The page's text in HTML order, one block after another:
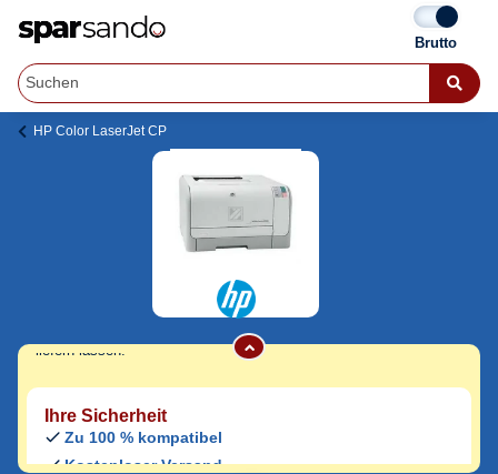
HP Color LaserJet CP
HP Color LaserJet CP 1518 Toner
Jetzt originale & kompatible HP Color
LaserJet CP 1518 Toner
Den Druckerhersteller und das Druckermodell auf Sparsando.de
liefern lassen.
Ihre Sicherheit
Zu 100 % kompatibel
Kostenloser Versand